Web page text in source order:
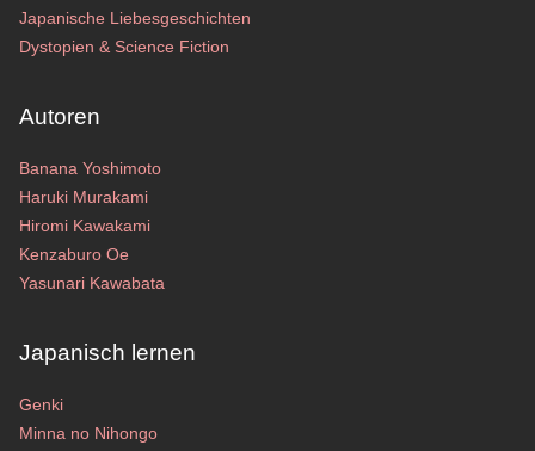
Japanische Liebesgeschichten
Dystopien & Science Fiction
Autoren
Banana Yoshimoto
Haruki Murakami
Hiromi Kawakami
Kenzaburo Oe
Yasunari Kawabata
Japanisch lernen
Genki
Minna no Nihongo